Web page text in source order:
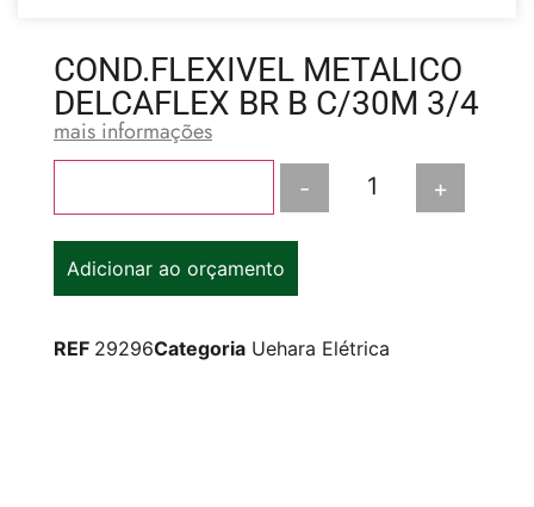
COND.FLEXIVEL METALICO
DELCAFLEX BR B C/30M 3/4
mais informações
- +
Adicionar ao orçamento
REF 29296Categoria Uehara Elétrica